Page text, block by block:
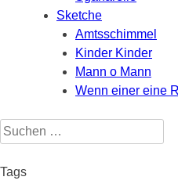
Sketche
Amtsschimmel
Kinder Kinder
Mann o Mann
Wenn einer eine
Suchen
nach:
Tags